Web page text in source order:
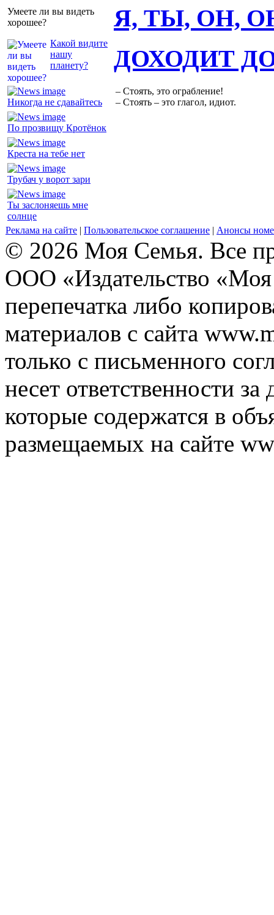
Умеете ли вы видеть
хорошее?
Какой видите
нашу
планету?
Я, ТЫ, ОН,
Никогда не сдавайтесь
По прозвищу Кротёнок
Креста на тебе нет
Трубач у ворот зари
Ты заслоняешь мне
солнце
ДОХОДИТ
– Стоять, это ограбление!
– Стоять – это глагол, идиот.
Реклама на сайте | Пользовательское соглашение | Анонсы
© 2026 Моя Семья. Все
ООО «Издательство
перепечатка либо
материалов с сайта
только с письменного
несет ответственности
которые содержатся в
размещаемых на сайте